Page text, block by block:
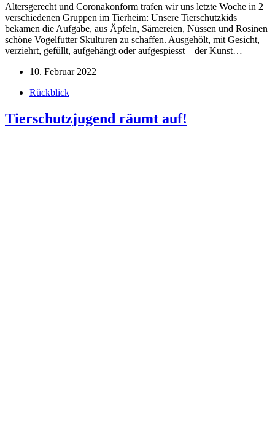
Altersgerecht und Coronakonform trafen wir uns letzte Woche in 2
verschiedenen Gruppen im Tierheim: Unsere Tierschutzkids
bekamen die Aufgabe, aus Äpfeln, Sämereien, Nüssen und Rosinen
schöne Vogelfutter Skulturen zu schaffen. Ausgehölt, mit Gesicht,
verziehrt, gefüllt, aufgehängt oder aufgespiesst – der Kunst…
10. Februar 2022
Rückblick
Tierschutzjugend räumt auf!